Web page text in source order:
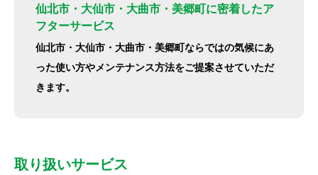
仙北市・大仙市・大曲市・美郷町に密着したア
フターサービス
仙北市・大仙市・大曲市・美郷町ならではの気候にあ
った使い方やメンテナンス方法をご提案させていただ
きます。
取り扱いサービス